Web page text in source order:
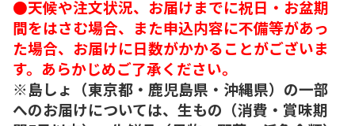
●天候や注文状況、お届けまでに祝日・お盆期
間をはさむ場合、また申込内容に不備等があっ
た場合、お届けに日数がかかることがございま
す。あらかじめご了承ください。
※島しょ（東京都・鹿児島県・沖縄県）の一部
へのお届けについては、生もの（消費・賞味期